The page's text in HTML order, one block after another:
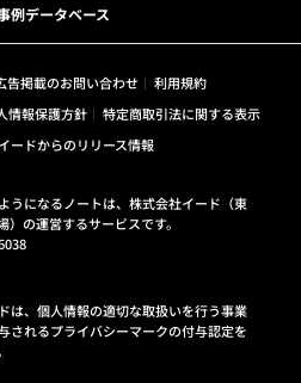
例データベース
告掲載のお問い合わせ
利用規約
情報保護方針
特定商取引法に関する表示
イードからのリリース情報
うになるノートは、株式会社イード（東
）の運営するサービスです。
は、個人情報の適切な取扱いを行う事業
されるプライバシーマークの付与認定を